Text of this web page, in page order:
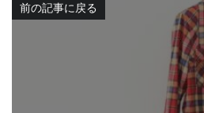
前の記事に戻る